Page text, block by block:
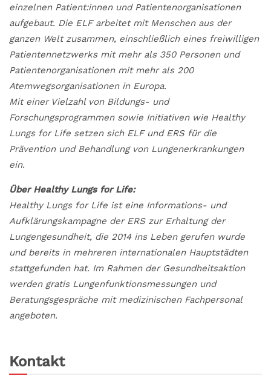
einzelnen Patient:innen und Patientenorganisationen
aufgebaut. Die ELF arbeitet mit Menschen aus der
ganzen Welt zusammen, einschließlich eines freiwilligen
Patientennetzwerks mit mehr als 350 Personen und
Patientenorganisationen mit mehr als 200
Atemwegsorganisationen in Europa.
Mit einer Vielzahl von Bildungs- und
Forschungsprogrammen sowie Initiativen wie Healthy
Lungs for Life setzen sich ELF und ERS für die
Prävention und Behandlung von Lungenerkrankungen
ein.
Über Healthy Lungs for Life:
Healthy Lungs for Life ist eine Informations- und
Aufklärungskampagne der ERS zur Erhaltung der
Lungengesundheit, die 2014 ins Leben gerufen wurde
und bereits in mehreren internationalen Hauptstädten
stattgefunden hat. Im Rahmen der Gesundheitsaktion
werden gratis Lungenfunktionsmessungen und
Beratungsgespräche mit medizinischen Fachpersonal
angeboten.
Kontakt